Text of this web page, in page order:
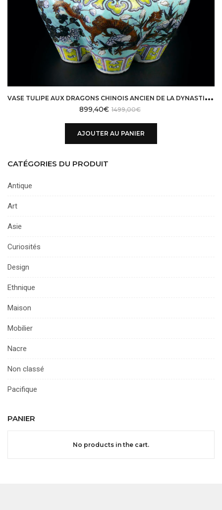
V
ASE TULIPE AUX DRAGONS CHINOIS ANCIEN DE LA DYNASTIE QING
1499,00€
899,40€
AJOUTER AU PANIER
CATÉGORIES DU PRODUIT
Antique
Art
Asie
Curiosités
Design
Ethnique
Maison
Mobilier
Nacre
Non classé
Pacifique
PANIER
No products in the cart.